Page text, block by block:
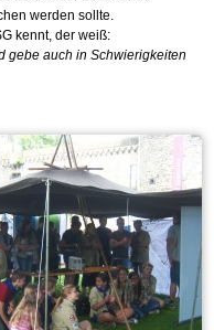
werden sollte.
kennt, der weiß:
gebe auch in Schwierigkeiten